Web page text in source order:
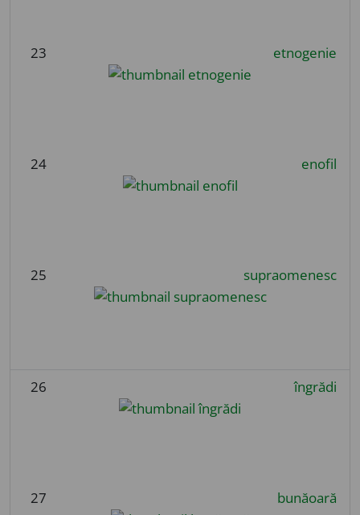
23 etnogenie
24 enofil
25 supraomenesc
26 îngrădi
27 bunăoară